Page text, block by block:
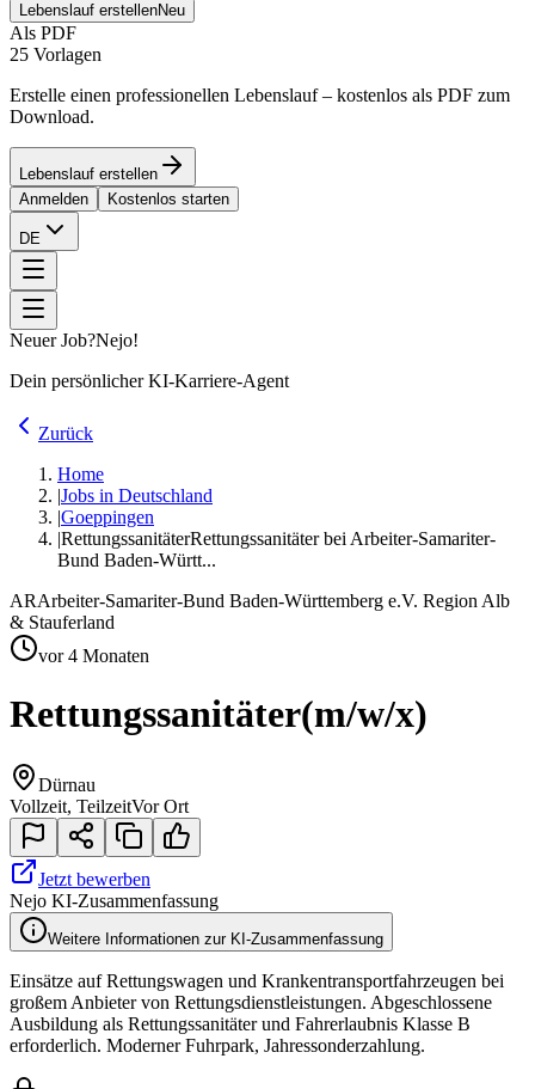
Lebenslauf erstellenNeu
Als PDF
25 Vorlagen
Erstelle einen professionellen Lebenslauf – kostenlos als PDF zum
Download.
Lebenslauf erstellen
Anmelden
Kostenlos starten
DE
Neuer Job?Nejo!
Dein persönlicher KI-Karriere-Agent
Zurück
Home
|Jobs in Deutschland
|Goeppingen
|RettungssanitäterRettungssanitäter bei Arbeiter-Samariter-
Bund Baden-Württ...
ARArbeiter-Samariter-Bund Baden-Württemberg e.V. Region Alb
& Stauferland
vor 4 Monaten
Rettungssanitäter(m/w/x)
Dürnau
Vollzeit, TeilzeitVor Ort
Jetzt bewerben
Nejo KI-Zusammenfassung
Weitere Informationen zur KI-Zusammenfassung
Einsätze auf Rettungswagen und Krankentransportfahrzeugen bei
großem Anbieter von Rettungsdienstleistungen. Abgeschlossene
Ausbildung als Rettungssanitäter und Fahrerlaubnis Klasse B
erforderlich. Moderner Fuhrpark, Jahressonderzahlung.